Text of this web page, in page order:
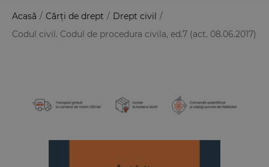
Acasă / Cărți de drept / Drept civil /
Codul civil. Codul de procedura civila, ed.7 (act. 08.06.2017)